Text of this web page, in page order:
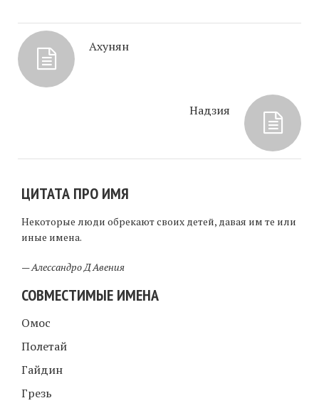
Ахунян
Надзия
ЦИТАТА ПРО ИМЯ
Некоторые люди обрекают своих детей, давая им те или
иные имена.
—Алессандро Д Авения
СОВМЕСТИМЫЕ ИМЕНА
Омос
Полетай
Гайдин
Грезь